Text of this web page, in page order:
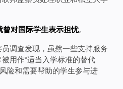
对国际学生表示担忧。
调查发现，虽然一些支持服务
用作“适当入学标准的替代
险和需要帮助的学生参与进